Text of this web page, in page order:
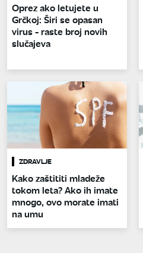
Oprez ako letujete u
Grčkoj: Širi se opasan
virus - raste broj novih
slučajeva
ZDRAVLJE
Kako zaštititi mladeže
tokom leta? Ako ih imate
mnogo, ovo morate imati
na umu